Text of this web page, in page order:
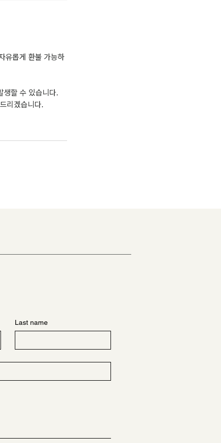
유롭게 환불 가능하
생할 수 있습니다.
리겠습니다.
Last name